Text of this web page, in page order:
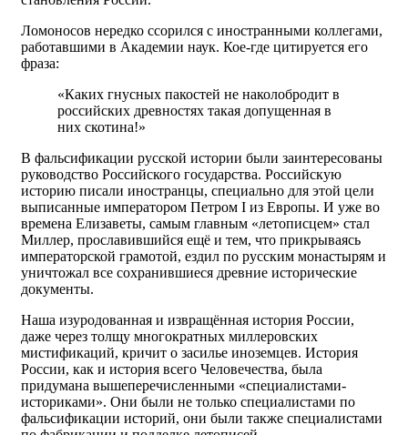
Ломоносов нередко ссорился с иностранными коллегами,
работавшими в Академии наук. Кое-где цитируется его
фраза:
«Каких гнусных пакостей не наколобродит в
российских древностях такая допущенная в
них скотина!»
В фальсификации русской истории были заинтересованы
руководство Российского государства. Российскую
историю писали иностранцы, специально для этой цели
выписанные императором Петром I из Европы. И уже во
времена Елизаветы, самым главным «летописцем» стал
Миллер, прославившийся ещё и тем, что прикрываясь
императорской грамотой, ездил по русским монастырям и
уничтожал все сохранившиеся древние исторические
документы.
Наша изуродованная и извращённая история России,
даже через толщу многократных миллеровских
мистификаций, кричит о засилье иноземцев. История
России, как и история всего Человечества, была
придумана вышеперечисленными «специалистами-
историками». Они были не только специалистами по
фальсификации историй, они были также специалистами